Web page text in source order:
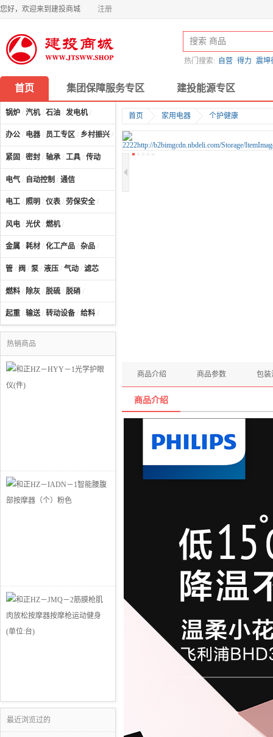
您好，欢迎来到建投商城 注册
热门搜索: 自营 得力 震坤
首页 集团保障服务专区 建投能源专区
锅炉 / 汽机/ 石油 / 发电机/
办公 / 电器 / 员工专区 / 乡村振兴 / 计算机及配件
紧固 / 密封 / 轴承 / 工具 / 传动
电气 / 自动控制 / 通信
电工 / 照明 / 仪表 / 劳保安全 /
风电 / 光伏 / 燃机/
金属 / 耗材 / 化工产品 / 杂品 /
管 / 阀 / 泵 / 液压 / 气动 / 滤芯
燃料 / 除灰 / 脱硫 / 脱硝 /
起重 / 输送/ 转动设备 / 给料 /
热销商品
最近浏览过的
首页 家用电器 个护健康
商品介绍 商品参数 包装
商品介绍